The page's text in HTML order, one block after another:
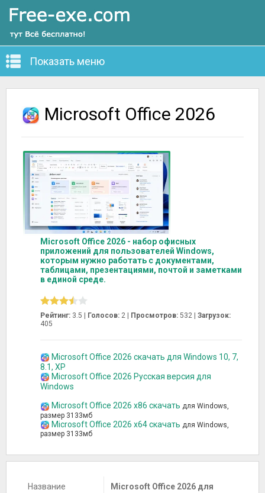
Показать меню
Microsoft Office 2026
Microsoft Office 2026 - набор офисных
приложений для пользователей Windows,
которым нужно работать с документами,
таблицами, презентациями, почтой и заметками
в единой среде.
Рейтинг: 3.5 | Голосов: 2 | Просмотров: 532 | Загрузок:
405
Microsoft Office 2026 скачать для Windows 10, 7,
8.1, XP
Microsoft Office 2026 Русская версия для
Windows
Microsoft Office 2026 x86 скачать для Windows,
размер 3133мб
Microsoft Office 2026 x64 скачать для Windows,
размер 3133мб
Название
Microsoft Office 2026 для